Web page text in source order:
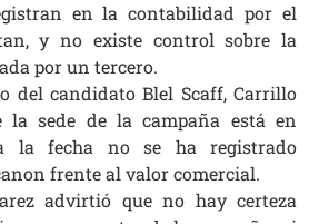
en la contabilidad por el
y no existe control sobre la
por un tercero.
del candidato Blel Scaff, Carrillo
la sede de la campaña está en
la fecha no se ha registrado
frente al valor comercial.
advirtió que no hay certeza